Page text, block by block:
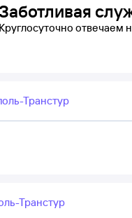
Круглосуточно отвечаем
Транстур
Транстур